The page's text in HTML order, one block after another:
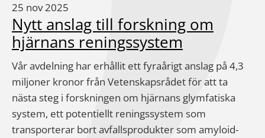
25 nov 2025
Nytt anslag till forskning om
hjärnans reningssystem
Vår avdelning har erhållit ett fyraårigt anslag på 4,3
miljoner kronor från Vetenskapsrådet för att ta
nästa steg i forskningen om hjärnans glymfatiska
system, ett potentiellt reningssystem som
transporterar bort avfallsprodukter som amyloid-